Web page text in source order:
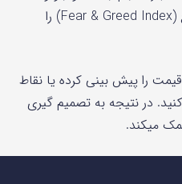
شاخص هایی مثل ترس و طمع (Fear & Greed Index) را
را پیش بینی کرده یا نقاط
در نتیجه به تصمیم‌ گیری
میکند.